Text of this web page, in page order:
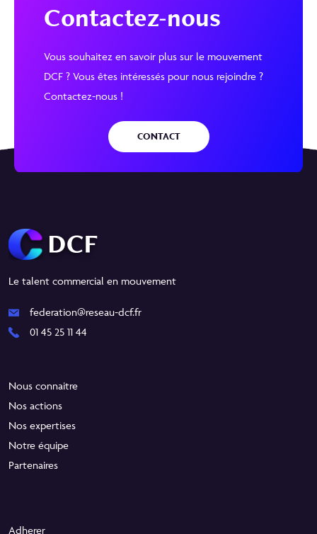
Contactez-nous
Vous souhaitez en savoir plus sur le mouvement
DCF ? Vous êtes intéressés pour nous rejoindre ?
Contactez-nous !
CONTACT
Le talent commercial en mouvement
federation@reseau-dcf.fr
01 45 25 11 44
Nous connaitre
Nos actions
Nos expertises
Notre équipe
Partenaires
Adherer